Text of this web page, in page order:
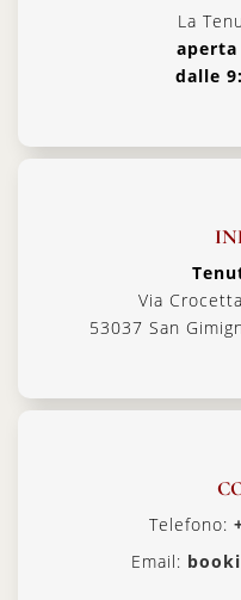
La
dalle
Via
53037 San
Telefono:
Email: